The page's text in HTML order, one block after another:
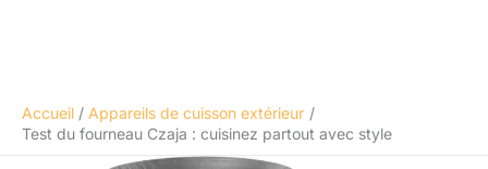
Accueil
Appareils de cuisson extérieur
Test du fourneau Czaja : cuisinez partout avec style